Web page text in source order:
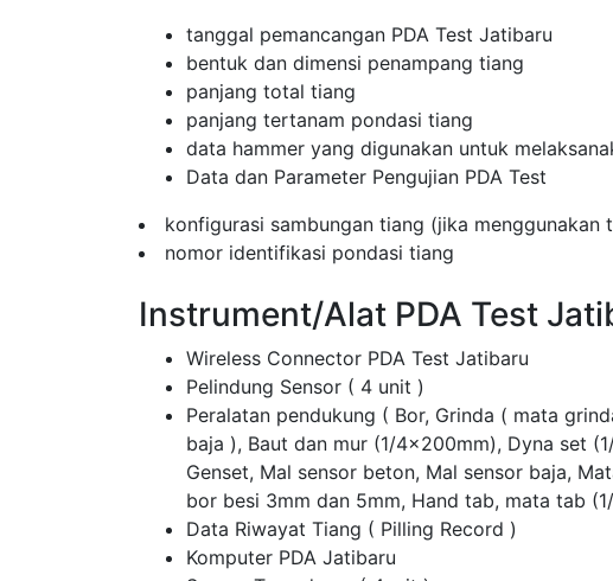
tanggal pemancangan PDA Test Jatibaru
bentuk dan dimensi penampang tiang
panjang total tiang
panjang tertanam pondasi tiang
data hammer yang digunakan untuk
Data dan Parameter Pengujian PDA Test
konfigurasi sambungan tiang (jika menggunakan
nomor identifikasi pondasi tiang
Instrument/Alat PDA Test
Wireless Connector PDA Test Jatibaru
Pelindung Sensor ( 4 unit )
Peralatan pendukung ( Bor, Grinda ( mata
baja ), Baut dan mur (1/4x200mm), Dyna set
Genset, Mal sensor beton, Mal sensor baja,
bor besi 3mm dan 5mm, Hand tab, mata tab
Data Riwayat Tiang ( Pilling Record )
Komputer PDA Jatibaru